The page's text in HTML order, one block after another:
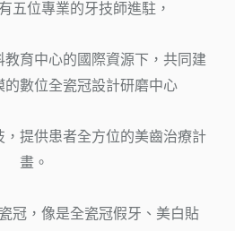
五位專業的牙技師進駐，
育中心的國際資源下，共同建
的數位全瓷冠設計研磨中心
，提供患者全方位的美齒治療計
畫。
冠，像是全瓷冠假牙、美白貼